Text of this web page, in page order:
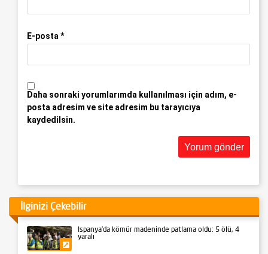
E-posta *
Daha sonraki yorumlarımda kullanılması için adım, e-
posta adresim ve site adresim bu tarayıcıya
kaydedilsin.
İlginizi Çekebilir
İspanya’da kömür madeninde patlama oldu: 5 ölü, 4
yaralı